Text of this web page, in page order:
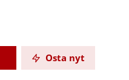
Osta nyt